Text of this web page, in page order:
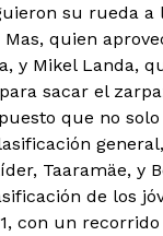
su rueda a
quien
y Mikel Landa,
sacar el
que no
Taaramäe, y
de los
con un recorrido